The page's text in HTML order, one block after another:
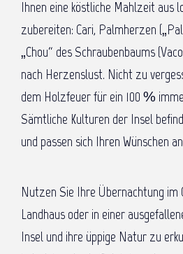
Ihnen eine köstliche Mahlzeit aus
zubereiten: Cari, Palmherzen
„Chou“ des Schraubenbaums
nach Herzenslust. Nicht zu
dem Holzfeuer für ein 100 %
Sämtliche Kulturen der Insel
und passen sich Ihren Wünschen
Nutzen Sie Ihre Übernachtung im
Landhaus oder in einer
Insel und ihre üppige Natur zu